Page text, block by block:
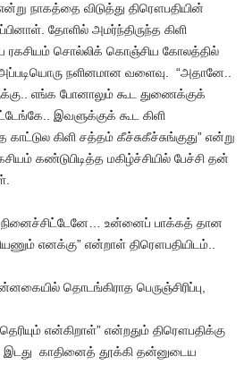
நாகத்தை விடுத்து திரௌபதியின்
தோளில் அமர்ந்திருந்த கிளி
ரகசியம் சொல்லிக் கொஞ்சிய கோலத்தில்
அப்படியொரு நளினமான வளைவு. “அதானே..
எங்க போனாலும் கூட துணைக்குக்
இவளுக்குக் கூட கிளி
கிளி சத்தம் கீச்சுகீச்சுங்குது” என்று
கண்டுபிடித்த மகிழ்ச்சியில் பேச்சி தன்
நினைச்சிட்டேனே… உன்னைப் பாக்கத் தான
எனக்கு” என்றாள் திரௌபதியிடம்..
தொடங்கிராத பெருஞ்சிரிப்பு,
என்கிறாள்” என்றதும் திரௌபதிக்கு
இடது காதினைத் தூக்கி தன்னுடைய